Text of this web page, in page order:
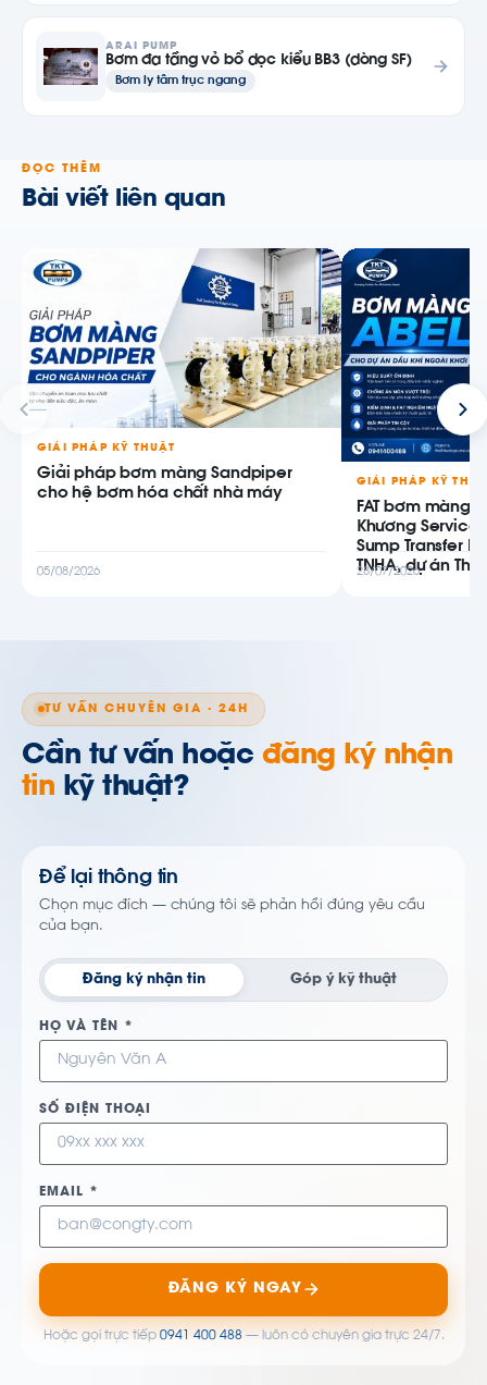
ARAI PUMP
Bơm đa tầng vỏ bổ dọc kiểu BB3 (dòng SF)
Bơm ly tâm trục ngang
ĐỌC THÊM
Bài viết liên quan
GIẢI PHÁP KỸ THUẬT
Giải pháp bơm màng Sandpiper
cho hệ bơm hóa chất nhà máy
05/08/2026
GIẢI PHÁP KỸ
FAT bơm màng
Khương
Sump Transfer
TNHA, dự án
28/07/2026
TƯ VẤN CHUYÊN GIA · 24H
Cần tư vấn hoặc đăng ký nhận
tin kỹ thuật?
Để lại thông tin
Chọn mục đích — chúng tôi sẽ phản hồi đúng yêu cầu
của bạn.
Đăng ký nhận tin Góp ý kỹ thuật
HỌ VÀ TÊN *
SỐ ĐIỆN THOẠI
EMAIL *
ĐĂNG KÝ NGAY
Hoặc gọi trực tiếp 0941 400 488— luôn có chuyên gia trực 24/7.